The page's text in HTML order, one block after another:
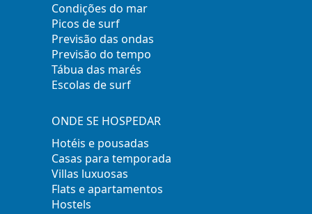
Condições do mar
Picos de surf
Previsão das ondas
Previsão do tempo
Tábua das marés
Escolas de surf
ONDE SE HOSPEDAR
Hotéis e pousadas
Casas para temporada
Villas luxuosas
Flats e apartamentos
Hostels